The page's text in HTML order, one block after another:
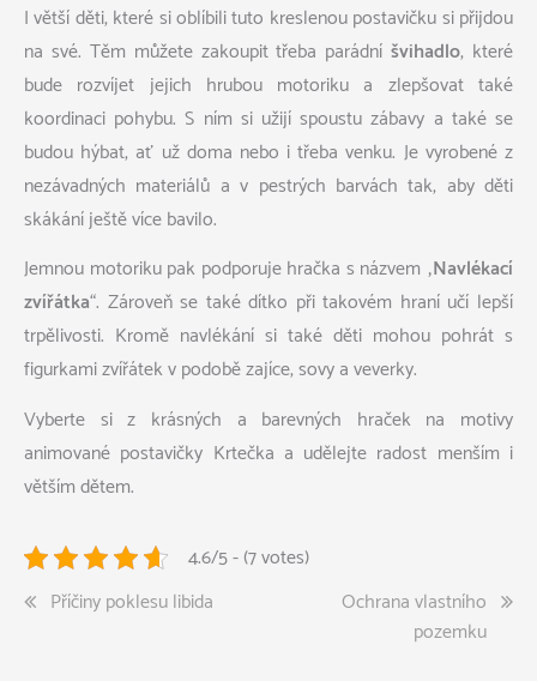
I větší děti, které si oblíbili tuto kreslenou postavičku si přijdou
na své. Těm můžete zakoupit třeba parádníšvihadlo, které
bude rozvíjet jejich hrubou motoriku a zlepšovat také
koordinaci pohybu. S ním si užijí spoustu zábavy a také se
budou hýbat, ať už doma nebo i třeba venku. Je vyrobené z
nezávadných materiálů a v pestrých barvách tak, aby děti
skákání ještě více bavilo.
Jemnou motoriku pak podporuje hračka s názvem „Navlékací
zvířátka“. Zároveň se také dítko při takovém hraní učí lepší
trpělivosti. Kromě navlékání si také děti mohou pohrát s
figurkami zvířátek v podobě zajíce, sovy a veverky.
Vyberte si z krásných a barevných hraček na motivy
animované postavičky Krtečka a udělejte radost menším i
větším dětem.
4.6/5 - (7 votes)
Navigace
Příčiny poklesu libida
Ochrana vlastního
pozemku